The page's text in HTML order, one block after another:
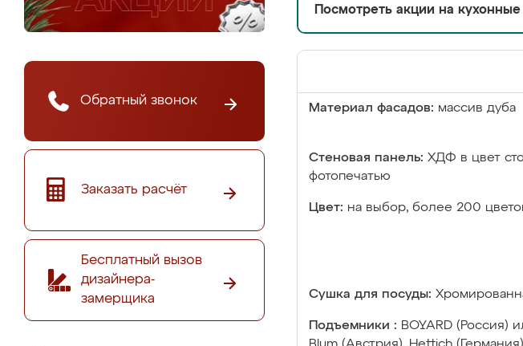
Обратный звонок
Заказать расчёт
Бесплатный вызов
дизайнера-
замерщика
Посмотреть акции на
Материал фасадов: массив дуба
Стеновая панель: ХДФ в цвет
фотопечатью
Цвет: на выбор, более 200
Сушка для посуды:
Подъемники : BOYARD (Россия)